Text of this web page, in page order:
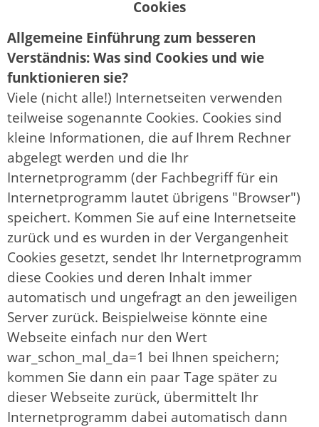
Cookies
Allgemeine Einführung zum besseren
Verständnis: Was sind Cookies und wie
funktionieren sie?
Viele (nicht alle!) Internetseiten verwenden
teilweise sogenannte Cookies. Cookies sind
kleine Informationen, die auf Ihrem Rechner
abgelegt werden und die Ihr
Internetprogramm (der Fachbegriff für ein
Internetprogramm lautet übrigens "Browser")
speichert. Kommen Sie auf eine Internetseite
zurück und es wurden in der Vergangenheit
Cookies gesetzt, sendet Ihr Internetprogramm
diese Cookies und deren Inhalt immer
automatisch und ungefragt an den jeweiligen
Server zurück. Beispielweise könnte eine
Webseite einfach nur den Wert
war_schon_mal_da=1 bei Ihnen speichern;
kommen Sie dann ein paar Tage später zu
dieser Webseite zurück, übermittelt Ihr
Internetprogramm dabei automatisch dann